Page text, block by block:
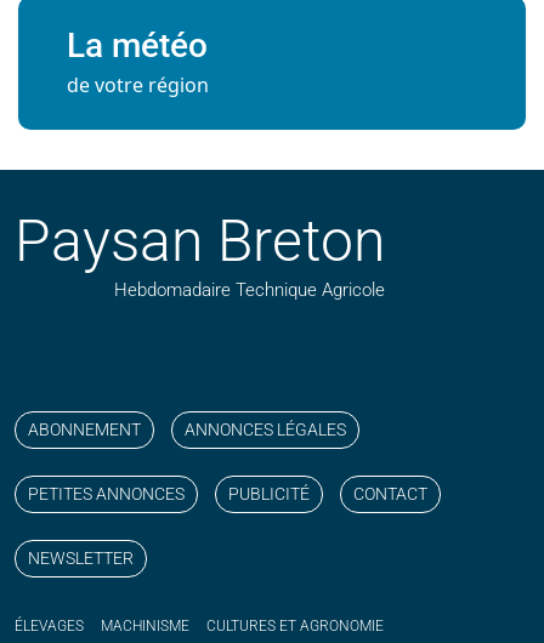
La météo
de votre région
Paysan Breton
Hebdomadaire Technique Agricole
ABONNEMENT ANNONCES LÉGALES
PETITES ANNONCES PUBLICITÉ CONTACT
NEWSLETTER
ÉLEVAGES MACHINISME CULTURES ET AGRONOMIE